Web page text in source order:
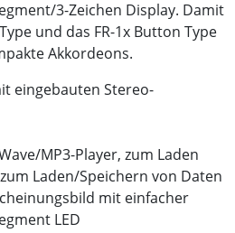
3-Zeichen Display. Damit
und das FR-1x Button Type
Akkordeons.
eingebauten Stereo-
MP3-Player, zum Laden
Laden/Speichern von Daten
mit einfacher
LED